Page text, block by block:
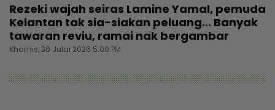
Rezeki wajah seiras Lamine Yamal, pemuda
Kelantan tak sia-siakan peluang... Banyak
tawaran reviu, ramai nak bergambar
Khamis, 30 Julai 2026 5:00 PM